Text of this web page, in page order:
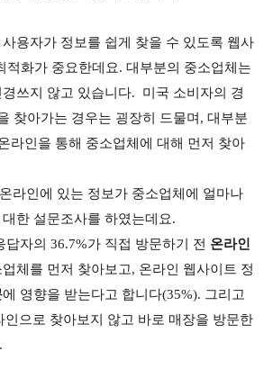
용자가 정보를 쉽게 찾을 수 있도록 웹사
적화가 중요한데요. 대부분의 중소업체는
쓰지 않고 있습니다. 미국 소비자의 경
찾아가는 경우는 굉장히 드물며, 대부분
라인을 통해 중소업체에 대해 먼저 찾아
라인에 있는 정보가 중소업체에 얼마나
한 설문조사를 하였는데요.
답자의 36.7%가 직접 방문하기 전 온라인
체를 먼저 찾아보고, 온라인 웹사이트 정
에 영향을 받는다고 합니다(35%). 그리고
인으로 찾아보지 않고 바로 매장을 방문한